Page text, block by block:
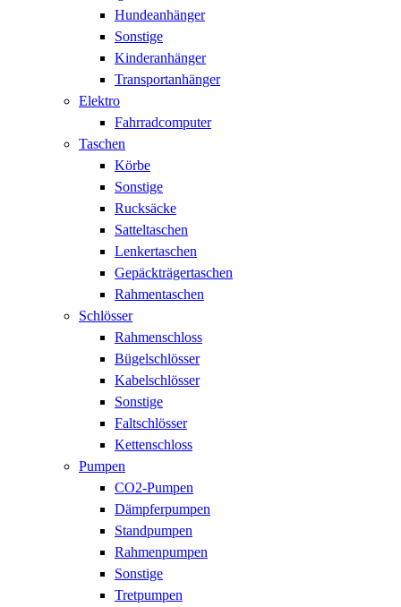
Hundeanhänger
Sonstige
Kinderanhänger
Transportanhänger
Elektro
Fahrradcomputer
Taschen
Körbe
Sonstige
Rucksäcke
Satteltaschen
Lenkertaschen
Gepäckträgertaschen
Rahmentaschen
Schlösser
Rahmenschloss
Bügelschlösser
Kabelschlösser
Sonstige
Faltschlösser
Kettenschloss
Pumpen
CO2-Pumpen
Dämpferpumpen
Standpumpen
Rahmenpumpen
Sonstige
Tretpumpen